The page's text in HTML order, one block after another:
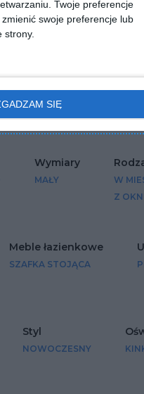
Twoje preferencje
swoje preferencje lub
strony.
SIĘ
Dodaj do
Wymiary
MAŁY
W
Z
Meble łazienkowe
SZAFKA STOJĄCA
Styl
NOWOCZESNY